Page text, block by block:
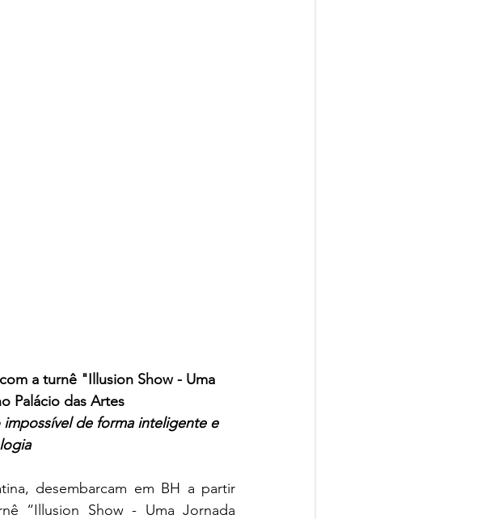
a turnê "Illusion Show - Uma
Palácio das Artes
de forma inteligente e
desembarcam em BH a partir
“Illusion Show - Uma Jornada